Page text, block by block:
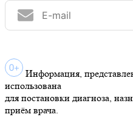
Информация,
использована
для постановки диагноза,
приём врача.